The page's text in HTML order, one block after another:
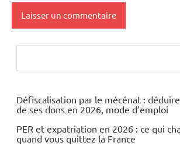
Défiscalisation par le mécénat : déduire
de ses dons en 2026, mode d’emploi
PER et expatriation en 2026 : ce qui
quand vous quittez la France